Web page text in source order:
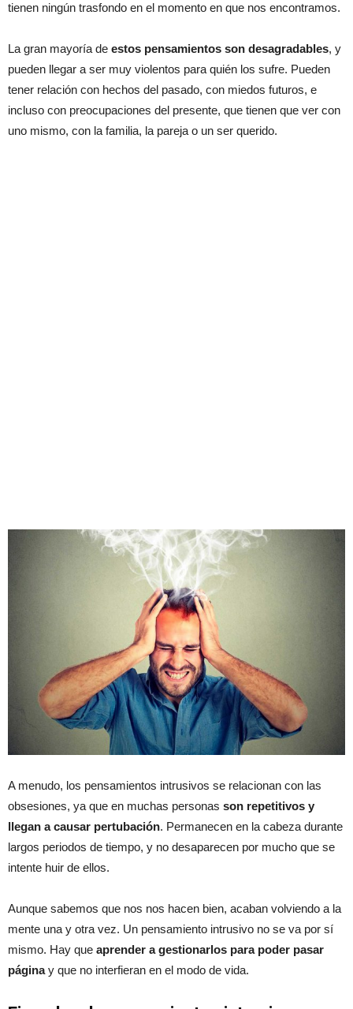
tienen ningún trasfondo en el momento en que nos encontramos.
La gran mayoría de estos pensamientos son desagradables, y
pueden llegar a ser muy violentos para quién los sufre. Pueden
tener relación con hechos del pasado, con miedos futuros, e
incluso con preocupaciones del presente, que tienen que ver con
uno mismo, con la familia, la pareja o un ser querido.
A menudo, los pensamientos intrusivos se relacionan con las
obsesiones, ya que en muchas personas son repetitivos y
llegan a causar pertubación. Permanecen en la cabeza durante
largos periodos de tiempo, y no desaparecen por mucho que se
intente huir de ellos.
Aunque sabemos que nos nos hacen bien, acaban volviendo a la
mente una y otra vez. Un pensamiento intrusivo no se va por sí
mismo. Hay que aprender a gestionarlos para poder pasar
páginay que no interfieran en el modo de vida.